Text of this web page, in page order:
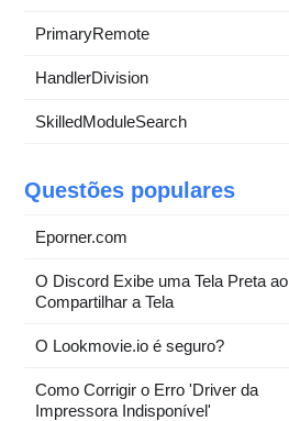
PrimaryRemote
HandlerDivision
SkilledModuleSearch
Questões populares
Eporner.com
O Discord Exibe uma Tela Preta ao
Compartilhar a Tela
O Lookmovie.io é seguro?
Como Corrigir o Erro 'Driver da
Impressora Indisponível'